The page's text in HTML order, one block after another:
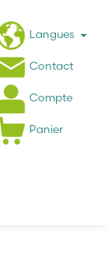
Langues
Contact
Compte
Panier